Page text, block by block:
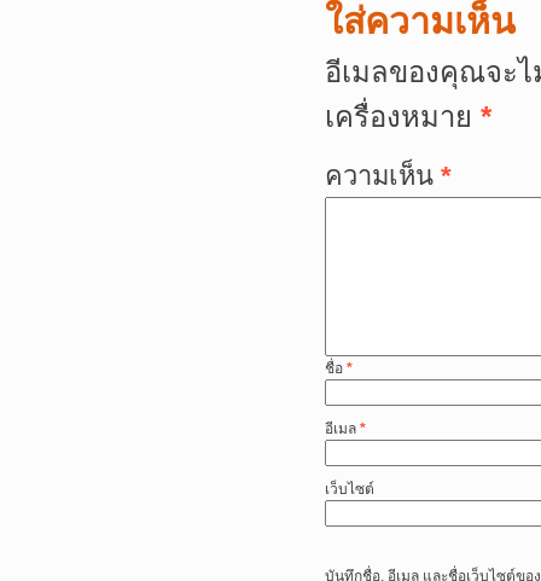
ใส่ความเห็น
อีเมลของคุณจะ
เครื่องหมาย *
ความเห็น *
ชื่อ *
อีเมล *
เว็บไซต์
บันทึกชื่อ, อีเมล และชื่อเว็บไซต์ขอ